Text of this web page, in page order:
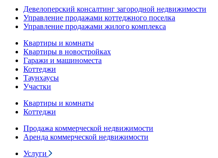
Девелоперский консалтинг загородной недвижимости
Управление продажами коттеджного поселка
Управление продажами жилого комплекса
Квартиры и комнаты
Квартиры в новостройках
Гаражи и машиноместа
Коттеджи
Таунхаусы
Участки
Квартиры и комнаты
Коттеджи
Продажа коммерческой недвижимости
Аренда коммерческой недвижимости
Услуги